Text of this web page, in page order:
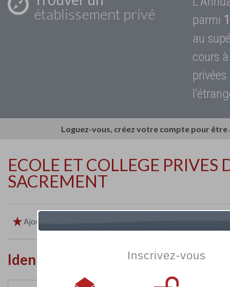
établissement privé
parmi
au
cours
Loguez-vous, créez votre compte pour
ECOLE ET COLLEGE PRIVES
SACREMENT
Ajouter aux favoris
Identité de l'établissement
Inscrivez-vous